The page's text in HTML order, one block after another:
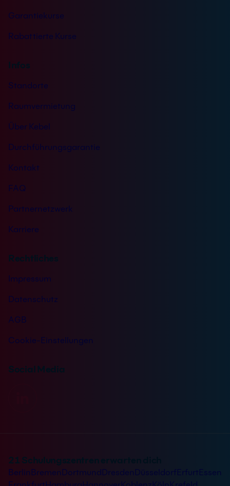
Garantiekurse
Rabattierte Kurse
Infos
Standorte
Raumvermietung
Über Kebel
Durchführungsgarantie
Kontakt
FAQ
Partnernetzwerk
Karriere
Rechtliches
Impressum
Datenschutz
AGB
Cookie-Einstellungen
Social Media
21 Schulungszentren erwarten dich
Berlin Bremen Dortmund ErfurtEssen